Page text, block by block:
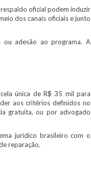
oficial podem induzir
dos canais oficiais e junto
ou adesão ao programa. A
única de R$ 35 mil para
aos critérios definidos no
gratuita, ou por advogado
jurídico brasileiro com o
reparação.